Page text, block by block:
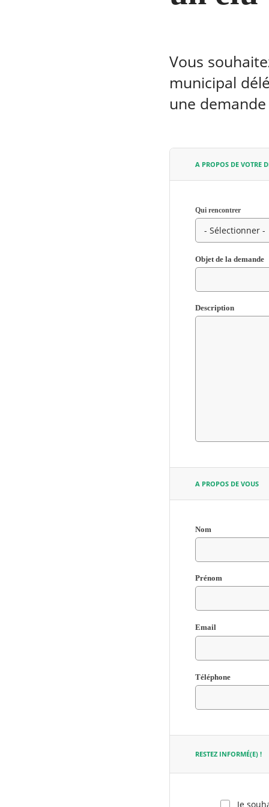
Vous
municipal
une
A PROPOS DE VOTRE
Qui rencontrer
requis
Objet de la demande
Description
A PROPOS DE VOUS
Nom
requis
Prénom
Email
requis
Téléphone
RESTEZ INFORMÉ(E) !
Je